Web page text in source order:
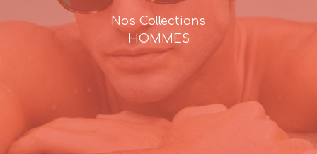
Nos Collections
HOMMES